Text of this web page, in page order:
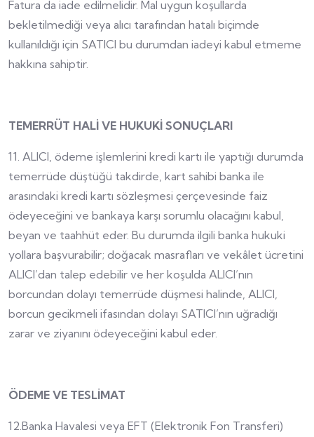
Fatura da iade edilmelidir. Mal uygun koşullarda
bekletilmediği veya alıcı tarafından hatalı biçimde
kullanıldığı için SATICI bu durumdan iadeyi kabul etmeme
hakkına sahiptir.
TEMERRÜT HALİ VE HUKUKİ SONUÇLARI
11. ALICI, ödeme işlemlerini kredi kartı ile yaptığı durumda
temerrüde düştüğü takdirde, kart sahibi banka ile
arasındaki kredi kartı sözleşmesi çerçevesinde faiz
ödeyeceğini ve bankaya karşı sorumlu olacağını kabul,
beyan ve taahhüt eder. Bu durumda ilgili banka hukuki
yollara başvurabilir; doğacak masrafları ve vekâlet ücretini
ALICI’dan talep edebilir ve her koşulda ALICI’nın
borcundan dolayı temerrüde düşmesi halinde, ALICI,
borcun gecikmeli ifasından dolayı SATICI’nın uğradığı
zarar ve ziyanını ödeyeceğini kabul eder.
ÖDEME VE TESLİMAT
12.Banka Havalesi veya EFT (Elektronik Fon Transferi)